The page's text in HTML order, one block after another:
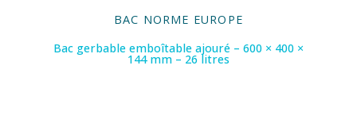
BAC NORME EUROPE
Bac gerbable emboîtable ajouré – 600 × 400 ×
144 mm – 26 litres